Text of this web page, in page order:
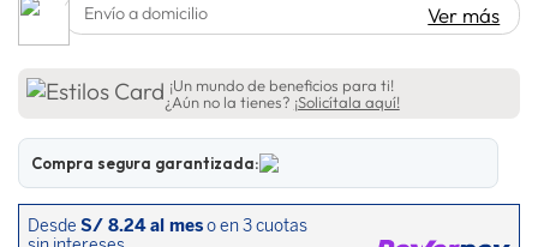
Envío a domicilio Ver más
¡Un mundo de beneficios para ti!
¿Aún no la tienes? ¡Solicítala aquí!
Compra segura garantizada: